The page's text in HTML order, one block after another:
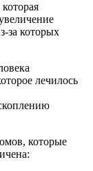
за которых
лечилось
которые